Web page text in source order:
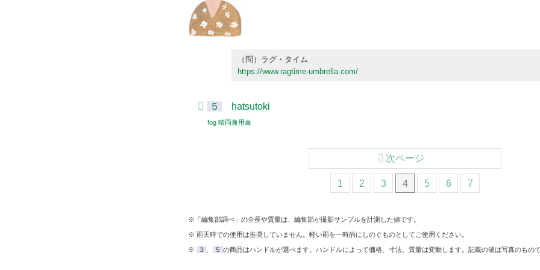
（問）ラグ・タイム
https://www.ragtime-umbrella.com/
５ hatsutoki
fog 晴雨兼用傘
1 2 3 4 5 6 7
次ページ
※「編集部調べ」の全長や質量は、編集部が撮影サンプルを計測した値です。
※ 雨天時での使用は推奨していません。軽い雨を一時的にしのぐものとしてご使用ください。
※ ３ ５ の商品はハンドルが選べます。ハンドルによって価格、寸法、質量は変動します。記載の値は写真のもの